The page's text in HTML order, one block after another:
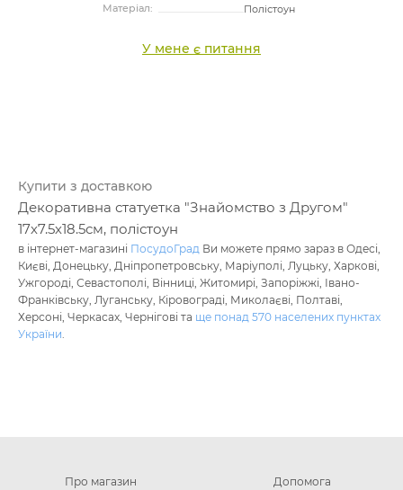
Матеріал:
Полістоун
У мене є питання
Купити з доставкою
Декоративна статуетка "Знайомство з Другом"
17х7.5х18.5см, полістоун
в інтернет-магазині ПосудоГрад Ви можете прямо зараз в Одесі,
Києві, Донецьку, Дніпропетровську, Маріуполі, Луцьку, Харкові,
Ужгороді, Севастополі, Вінниці, Житомирі, Запоріжжі, Івано-
Франківську, Луганську, Кіровограді, Миколаєві, Полтаві,
Херсоні, Черкасах, Чернігові та ще понад 570 населених пунктах
України.
Про магазин
Допомога